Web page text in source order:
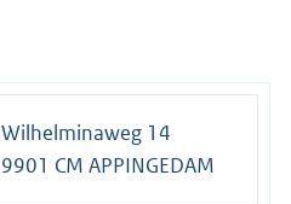
Wilhelminaweg 14
9901 CM APPINGEDAM